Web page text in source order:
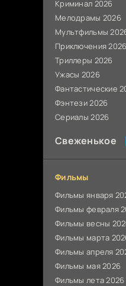
Криминал 2026
Мелодрамы 2026
Мультфильмы
Приключения 2026
Триллеры 2026
Ужасы 2026
Фантастические
Фэнтези 2026
Сериалы 2026
Свеженькое
Фильмы
Фильмы января
Фильмы февраля
Фильмы весны
Фильмы марта
Фильмы апреля
Фильмы мая 2026
Фильмы лета 2026